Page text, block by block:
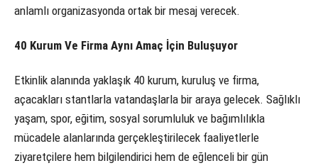
anlamlı organizasyonda ortak bir mesaj verecek.
40 Kurum Ve Firma Aynı Amaç İçin Buluşuyor
Etkinlik alanında yaklaşık 40 kurum, kuruluş ve firma,
açacakları stantlarla vatandaşlarla bir araya gelecek. Sağlıklı
yaşam, spor, eğitim, sosyal sorumluluk ve bağımlılıkla
mücadele alanlarında gerçekleştirilecek faaliyetlerle
ziyaretçilere hem bilgilendirici hem de eğlenceli bir gün